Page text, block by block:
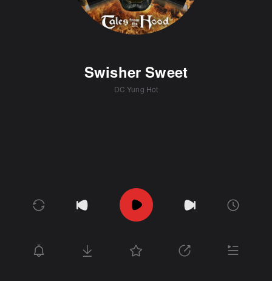
Swisher Sweet
DC Yung Hot